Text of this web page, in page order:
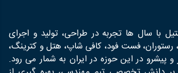
با سال ها تجربه در طراحی، تولید و اجرای
رستوران، فست فود، کافی شاپ، هتل و کترینگ،
و پیشرو در این حوزه در ایران به شمار می رود.